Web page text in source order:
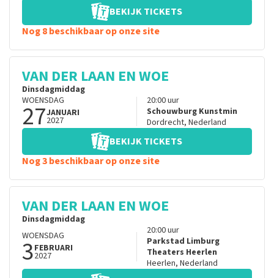
BEKIJK TICKETS
Nog 8 beschikbaar op onze site
VAN DER LAAN EN WOE
Dinsdagmiddag
WOENSDAG
27JANUARI
2027
20:00uur
Schouwburg Kunstmin
Dordrecht, Nederland
BEKIJK TICKETS
Nog 3 beschikbaar op onze site
VAN DER LAAN EN WOE
Dinsdagmiddag
WOENSDAG
3FEBRUARI
2027
20:00uur
Parkstad Limburg
Theaters Heerlen
Heerlen, Nederland